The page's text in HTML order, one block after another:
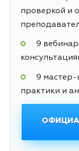
проверкой и
9
9 мастер-
практики и